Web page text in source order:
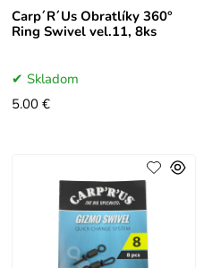
Carp´R´Us Obratlíky 360°
Ring Swivel vel.11, 8ks
Skladom
5.00 €